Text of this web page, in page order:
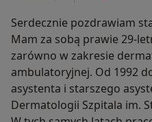
Serdecznie pozdrawiam
Mam za sobą prawie 29-
zarówno w zakresie
ambulatoryjnej. Od 1992
asystenta i starszego
Dermatologii Szpitala im.